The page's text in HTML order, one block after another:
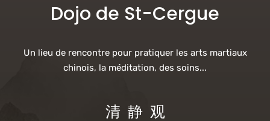
Dojo de St-Cergue
Un lieu de rencontre pour pratiquer les arts martiaux
chinois, la méditation, des soins...
清 静 观